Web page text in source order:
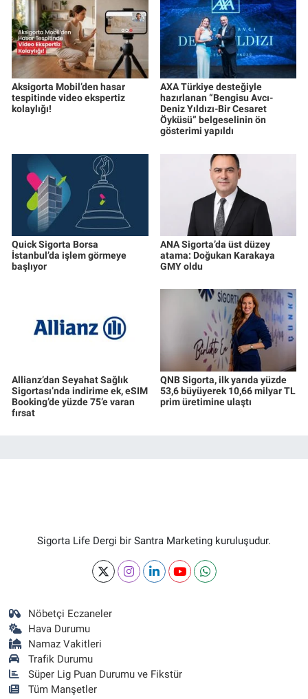
Aksigorta Mobil’den hasar
tespitinde video ekspertiz
kolaylığı!
AXA Türkiye desteğiyle
hazırlanan “Bengisu Avcı-
Deniz Yıldızı-Bir Cesaret
Öyküsü” belgeselinin ön
gösterimi yapıldı
Quick Sigorta Borsa
İstanbul’da işlem görmeye
başlıyor
ANA Sigorta’da üst düzey
atama: Doğukan Karakaya
GMY oldu
Allianz’dan Seyahat Sağlık
Sigortası’nda indirime ek, eSIM
Booking’de yüzde 75’e varan
fırsat
QNB Sigorta, ilk yarıda yüzde
53,6 büyüyerek 10,66 milyar TL
prim üretimine ulaştı
Sigorta Life Dergi bir Santra Marketing kuruluşudur.
Nöbetçi Eczaneler
Hava Durumu
Namaz Vakitleri
Trafik Durumu
Süper Lig Puan Durumu ve Fikstür
Tüm Manşetler